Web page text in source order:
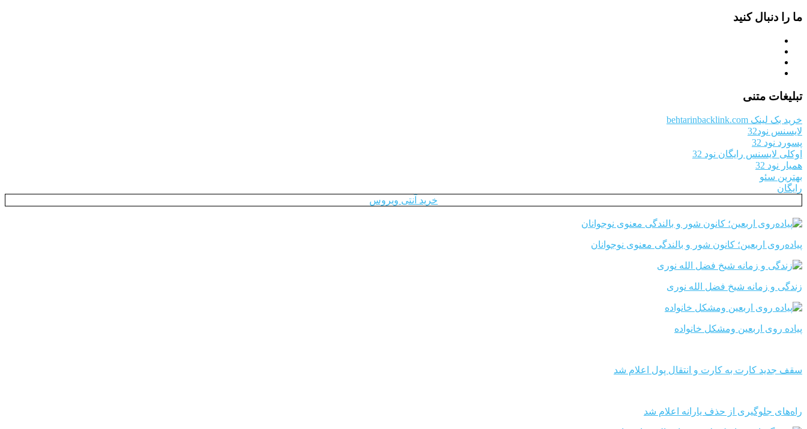
ما را دنبال کنید
تبلیغات متنی
خرید بک لینک behtarinbacklink.com
لایسنس نود32
پسورد نود 32
اوکلی لایسنس رایگان نود 32
همیار نود 32
بهترین سئو
رایگان
خرید آنتی ویروس
پیاده‌روی اربعین؛ کانون شور و بالندگی معنوی نوجوانان
زندگی و زمانه شیخ فضل الله نوری
پیاده روی اربعین ومشکل خانواده
سقف جدید کارت به کارت و انتقال پول اعلام شد
راه‌های جلوگیری از حذف یارانه اعلام شد